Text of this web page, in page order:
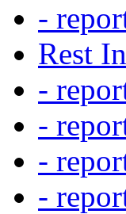
-
Rest
-
-
-
-